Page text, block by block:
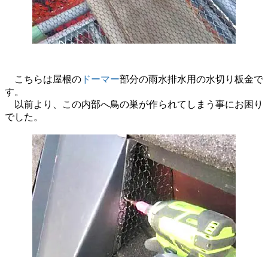
こちらは屋根の ドーマー部分の雨水排水用の水切り板金で
す。
以前より、この内部へ鳥の巣が作られてしまう事にお困り
でした。